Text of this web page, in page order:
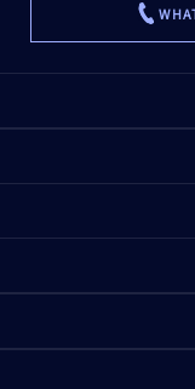
...